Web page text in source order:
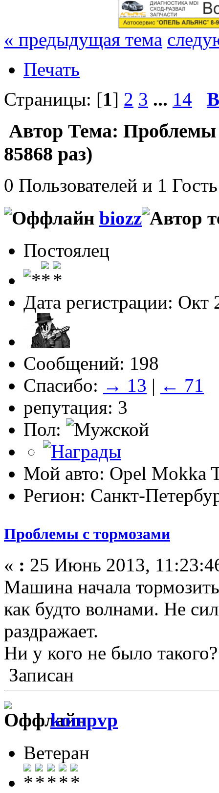
« предыдущая тема
Печать
Страницы: [1] 2 3 ... 14
Автор Тема: Проблемы
85868 раз)
0 Пользователей и 1
biozz
Постоялец
Дата регистрации: Окт
Сообщений: 198
Спасибо: → 13 | ← 71
репутация: 3
Пол:
Мой авто: Opel Mokka
Регион: Санкт-
Проблемы с тормозами
« : 25 Июнь 2013,
Машина начала
как будто волнами. Не
раздражает.
Ни у кого не было
Записан
kompvp
Ветеран